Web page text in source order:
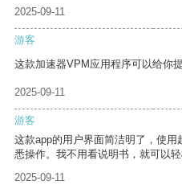
2025-09-11
游客
这款加速器VPM应用程序可以给你
2025-09-11
游客
这款app的用户界面简洁明了，使
悉操作。我不用看说明书，就可以轻
2025-09-11